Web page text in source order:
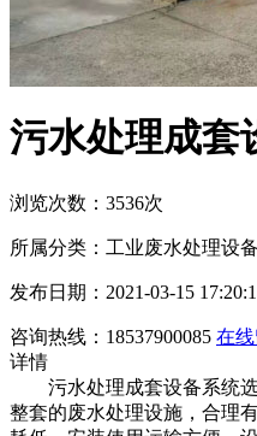
污水处理成套
浏览次数：3536次
所属分类：工业废水处理设备
发布日期：2021-03-15
咨询热线：18537900085 在
详情
污水处理成套设备系统选
整套的废水处理设施，合理